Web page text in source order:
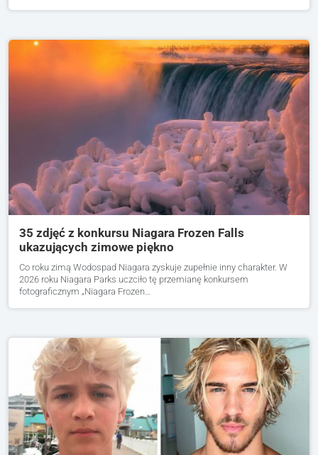
35 zdjęć z konkursu Niagara Frozen Falls
ukazujących zimowe piękno
Co roku zimą Wodospad Niagara zyskuje zupełnie inny charakter. W
2026 roku Niagara Parks uczciło tę przemianę konkursem
fotograficznym „Niagara Frozen…